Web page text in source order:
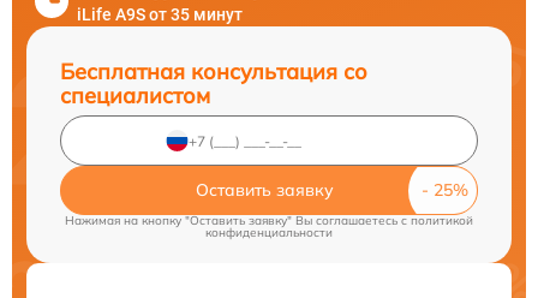
iLife A9S от 35 минут
Бесплатная консультация со
специалистом
Оставить заявку
Нажимая на кнопку "Оставить заявку" Вы соглашаетесь c политикой
конфиденциальности